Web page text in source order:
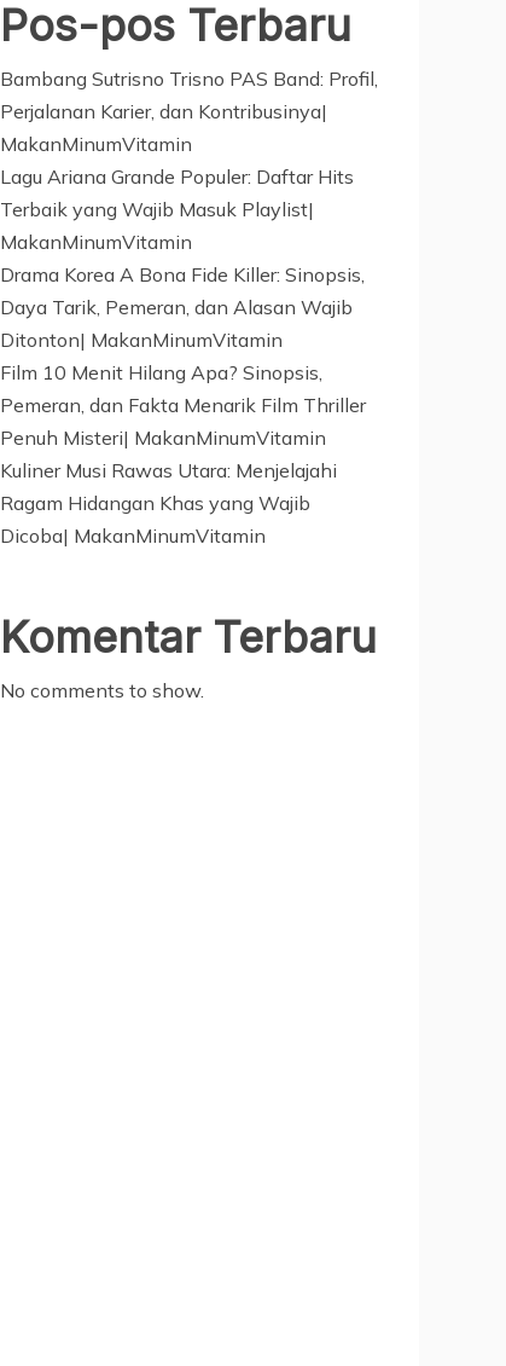
Pos-pos Terbaru
Bambang Sutrisno Trisno PAS Band: Profil,
Perjalanan Karier, dan Kontribusinya|
MakanMinumVitamin
Lagu Ariana Grande Populer: Daftar Hits
Terbaik yang Wajib Masuk Playlist|
MakanMinumVitamin
Drama Korea A Bona Fide Killer: Sinopsis,
Daya Tarik, Pemeran, dan Alasan Wajib
Ditonton| MakanMinumVitamin
Film 10 Menit Hilang Apa? Sinopsis,
Pemeran, dan Fakta Menarik Film Thriller
Penuh Misteri| MakanMinumVitamin
Kuliner Musi Rawas Utara: Menjelajahi
Ragam Hidangan Khas yang Wajib
Dicoba| MakanMinumVitamin
Komentar Terbaru
No comments to show.